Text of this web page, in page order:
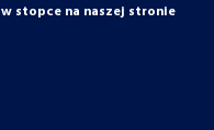
stopce na naszej stronie